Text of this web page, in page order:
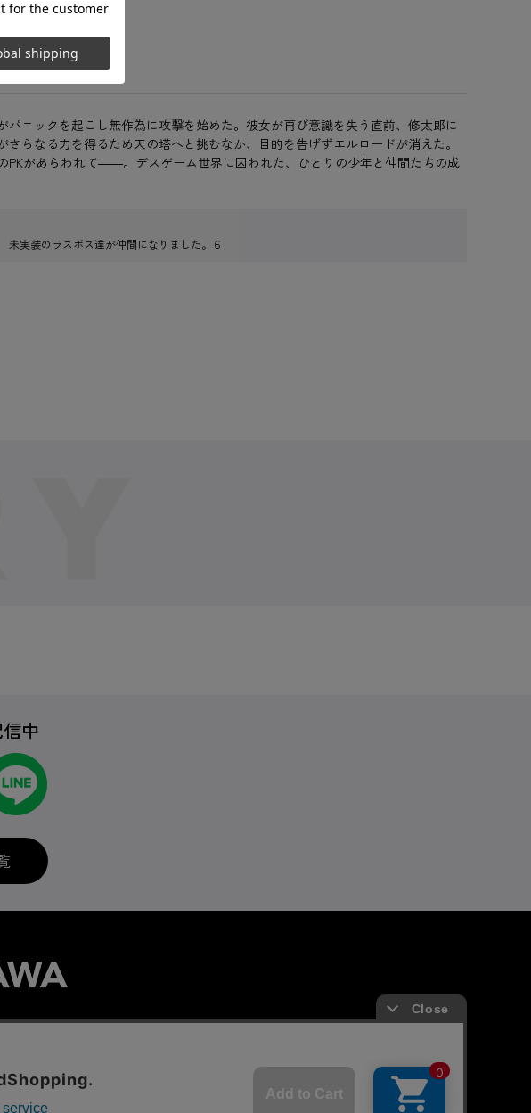
ニックを起こし無作為に攻撃を始めた。彼女が再び意識を失う直前、修太郎に
らなる力を得るため天の塔へと挑むなか、目的を告げずエルロードが消えた。
PKがあらわれて――。デスゲーム世界に囚われた、ひとりの少年と仲間たちの成
未実装のラスボス達が仲間になりました。６
中
Shipping